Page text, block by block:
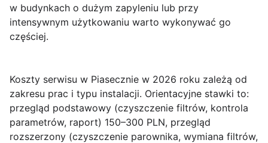
w budynkach o dużym zapyleniu lub przy
intensywnym użytkowaniu warto wykonywać go
częściej.
Koszty serwisu w Piasecznie w 2026 roku zależą od
zakresu prac i typu instalacji. Orientacyjne stawki to:
przegląd podstawowy (czyszczenie filtrów, kontrola
parametrów, raport) 150–300 PLN, przegląd
rozszerzony (czyszczenie parownika, wymiana filtrów,